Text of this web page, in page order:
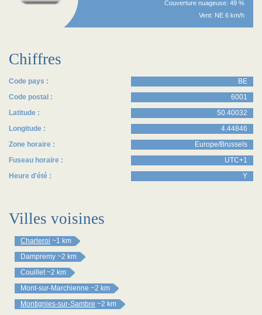
Couverture nuageuse: 49 %
Vent: NE 6 km/h
Chiffres
Code pays :
BE
Code postal :
6001
Latitude :
50.40032
Longitude :
4.44846
Zone horaire :
Europe/Brussels
Fuseau horaire :
UTC+1
Heure d'été :
Y
Villes voisines
Charleroi ~1 km
Dampremy ~2 km
Couillet ~2 km
Mont-sur-Marchienne ~2 km
Montignies-sur-Sambre ~2 km